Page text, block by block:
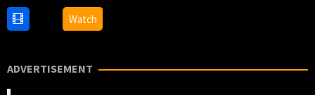
Sep
Aleshia
Cowser
Watch
ADVERTISEMENT